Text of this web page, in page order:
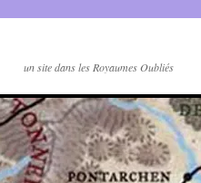
un site dans les Royaumes Oubliés